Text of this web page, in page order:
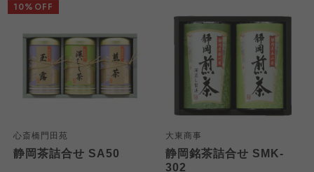
心斎橋門田苑
静岡茶詰合せ SA50
10%OFF
大東商事
静岡銘茶詰合せ SMK-
302